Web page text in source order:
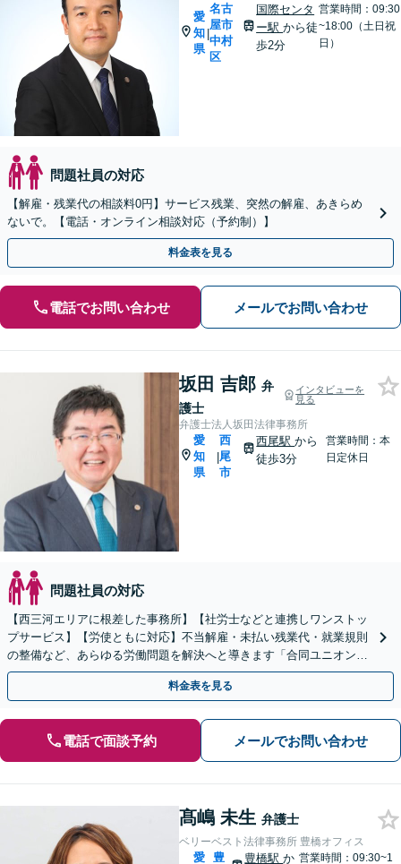
愛
知
県
|
名古
屋市
中村
区
国際センタ
ー駅から徒
歩2分
営業時間：09:30
~18:00（土日祝
日）
問題社員の対応
【解雇・残業代の相談料0円】サービス残業、突然の解雇、あきらめ
ないで。【電話・オンライン相談対応（予約制）】
料金表を見る
電話でお問い合わせ メールでお問い合わせ
坂田 吉郎 弁
護士
インタビューを
見る
弁護士法人坂田法律事務所
愛
知
県
|
西
尾
市
西尾駅から
徒歩3分
営業時間：本
日定休日
問題社員の対応
【西三河エリアに根差した事務所】【社労士などと連携しワンストッ
プサービス】【労使ともに対応】不当解雇・未払い残業代・就業規則
の整備など、あらゆる労働問題を解決へと導きます「合同ユニオン」
との交渉を代理した経験あり【休日・夜間相談あり】
料金表を見る
電話で面談予約 メールでお問い合わせ
髙嶋 未生 弁護士
ベリーベスト法律事務所 豊橋オフィス
愛
豊
豊橋駅か 営業時間：09:30~1